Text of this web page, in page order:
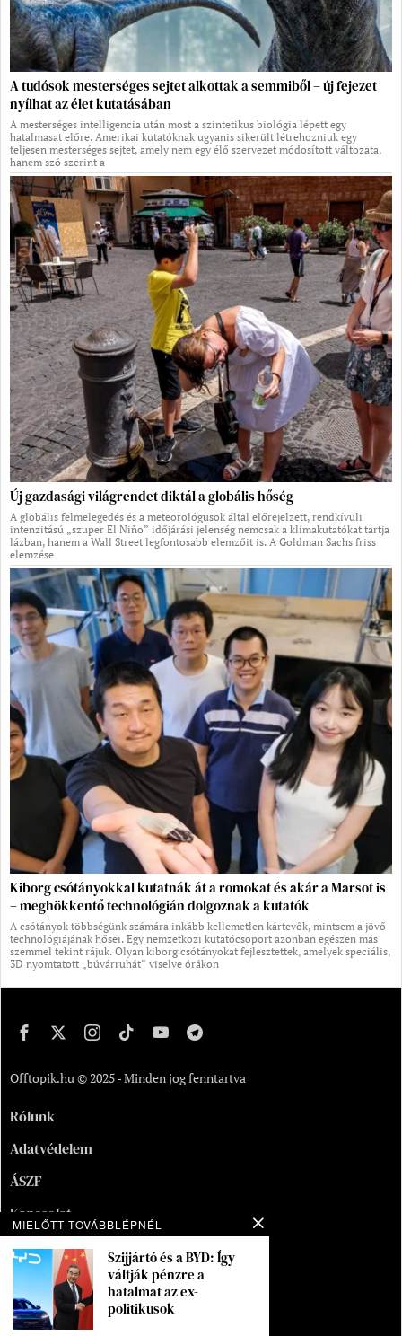
A tudósok mesterséges sejtet alkottak a semmiből – új fejezet
nyílhat az élet kutatásában
A mesterséges intelligencia után most a szintetikus biológia lépett egy
hatalmasat előre. Amerikai kutatóknak ugyanis sikerült létrehozniuk egy
teljesen mesterséges sejtet, amely nem egy élő szervezet módosított változata,
hanem szó szerint a
Új gazdasági világrendet diktál a globális hőség
A globális felmelegedés és a meteorológusok által előrejelzett, rendkívüli
intenzitású „szuper El Niño” időjárási jelenség nemcsak a klímakutatókat tartja
lázban, hanem a Wall Street legfontosabb elemzőit is. A Goldman Sachs friss
elemzése
Kiborg csótányokkal kutatnák át a romokat és akár a Marsot is
– meghökkentő technológián dolgoznak a kutatók
A csótányok többségünk számára inkább kellemetlen kártevők, mintsem a jövő
technológiájának hősei. Egy nemzetközi kutatócsoport azonban egészen más
szemmel tekint rájuk. Olyan kiborg csótányokat fejlesztettek, amelyek speciális,
3D nyomtatott „búvárruhát” viselve órákon
Offtopik.hu © 2025 - Minden jog fenntartva
Rólunk
Adatvédelem
ÁSZF
Kapcsolat
Oldaltérkép
Segítség
Munka
MIELŐTT TOVÁBBLÉPNÉL
Szijjártó és a BYD: Így
váltják pénzre a
hatalmat az ex-
politikusok